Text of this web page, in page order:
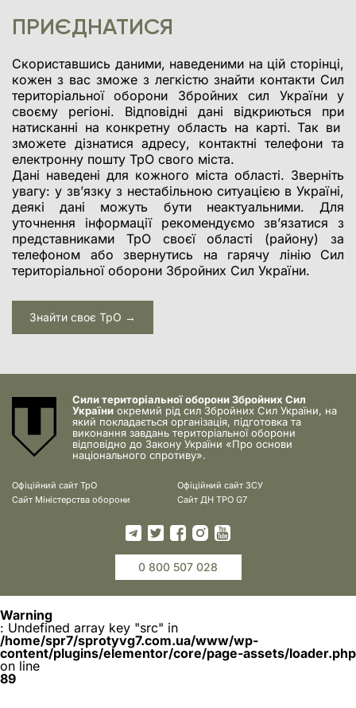
ПРИЄДНАТИСЯ
Скориставшись даними, наведеними на цій сторінці,
кожен з вас зможе з легкістю знайти контакти Сил
територіальної оборони Збройних сил України у
своєму регіоні. Відповідні дані відкриються при
натисканні на конкретну область на карті. Так ви
зможете дізнатися адресу, контактні телефони та
електронну пошту ТрО свого міста.
Дані наведені для кожного міста області. Зверніть
увагу: у зв’язку з нестабільною ситуацією в Україні,
деякі дані можуть бути неактуальними. Для
уточнення інформації рекомендуємо зв’язатися з
представниками ТрО своєї області (району) за
телефоном або звернутись на гарячу лінію Сил
територіальної оборони Збройних Сил України.
Знайти своє ТрО →
Сили територіальної оборони Збройних Сил
Україниокремий рід сил Збройних Сил України, на
який покладається організація, підготовка та
виконання завдань територіальної оборони
відповідно до Закону України «Про основи
національного спротиву».
Офіційний сайт ТрО
Офіційний сайт ЗСУ
Сайт Міністерства оборони
Сайт ДН ТРО G7
0 800 507 028
Warning
: Undefined array key "src" in
/home/spr7/sprotyvg7.com.ua/www/wp-
content/plugins/elementor/core/page-assets/loader.php
on line
89